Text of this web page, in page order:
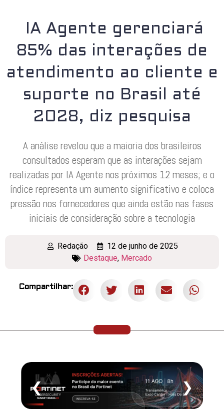
IA Agente gerenciará
85% das interações de
atendimento ao cliente e
suporte no Brasil até
2028, diz pesquisa
A análise revelou que a maioria dos brasileiros
consultados esperam que as interações sejam
realizadas por IA Agente nos próximos 12 meses; e o
índice representa um aumento significativo e coloca
pressão nos fornecedores que ainda estão nas fases
iniciais de consideração sobre a tecnologia
Redação
12 de junho de 2025
Destaque, Mercado
Compartilhar:
❮ ❯